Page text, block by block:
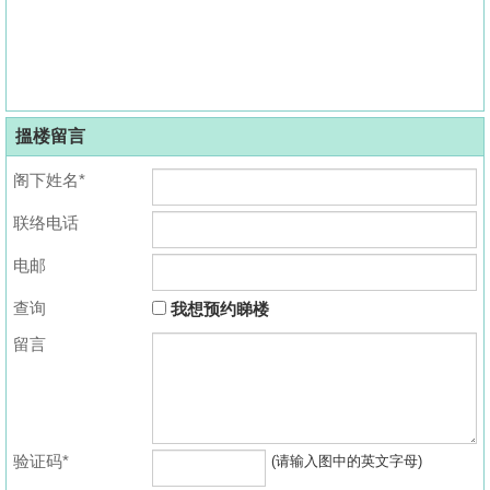
搵楼留言
阁下姓名*
联络电话
电邮
查询
我想预约睇楼
留言
验证码* (请输入图中的英文字母)